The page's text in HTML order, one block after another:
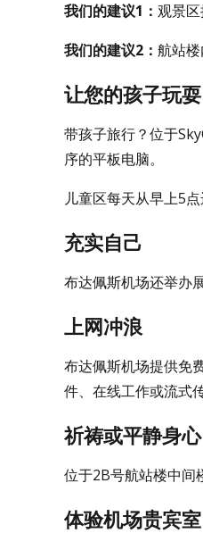
我们的建议1： 观景
我们的建议2： 航站
让您的孩子玩耍
带孩子旅行？位于
序的平板电脑。
儿童区每天从早上5点
充实自己
布达佩斯机场还举办
上网冲浪
布达佩斯机场提供免
件、在线工作或流式
祈祷或平静身心
位于2B号航站楼中间
体验机场贵宾室